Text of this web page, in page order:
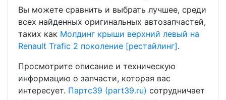
Вы можете сравнить и выбрать лучшее, среди
всех найденных оригинальных автозапчастей,
таких как Молдинг крыши верхний левый на
Renault Trafic 2 поколение [рестайлинг].
Просмотрите описание и техническую
информацию о запчасти, которая вас
интересует. Партс39 (part39.ru) сотрудничает